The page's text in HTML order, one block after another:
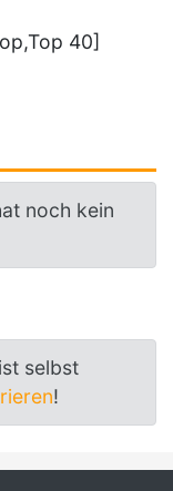
40]
noch kein
selbst
!